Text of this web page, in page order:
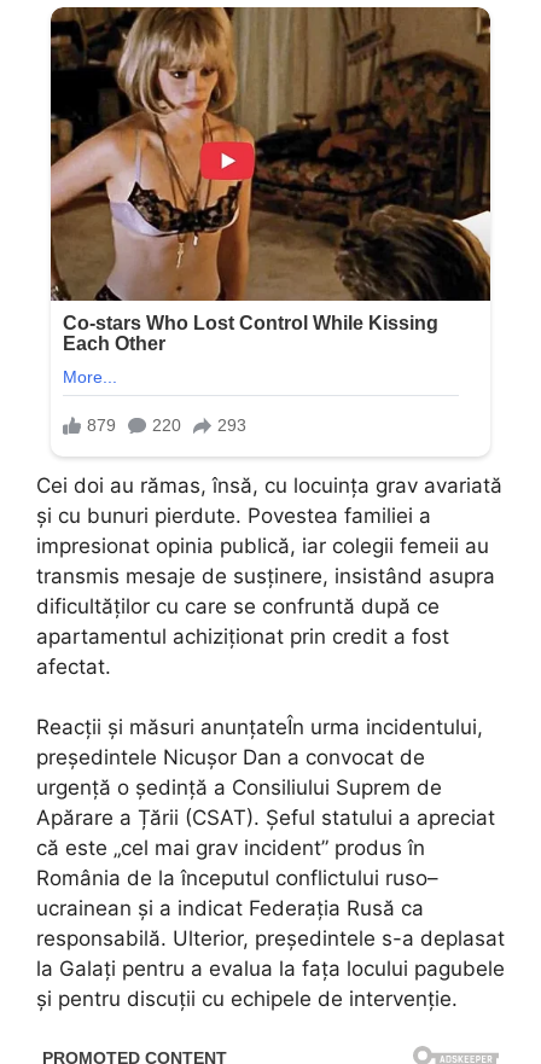
Cei doi au rămas, însă, cu locuința grav avariată
și cu bunuri pierdute. Povestea familiei a
impresionat opinia publică, iar colegii femeii au
transmis mesaje de susținere, insistând asupra
dificultăților cu care se confruntă după ce
apartamentul achiziționat prin credit a fost
afectat.
Reacții și măsuri anunțateÎn urma incidentului,
președintele Nicușor Dan a convocat de
urgență o ședință a Consiliului Suprem de
Apărare a Țării (CSAT). Șeful statului a apreciat
că este „cel mai grav incident” produs în
România de la începutul conflictului ruso–
ucrainean și a indicat Federația Rusă ca
responsabilă. Ulterior, președintele s-a deplasat
la Galați pentru a evalua la fața locului pagubele
și pentru discuții cu echipele de intervenție.